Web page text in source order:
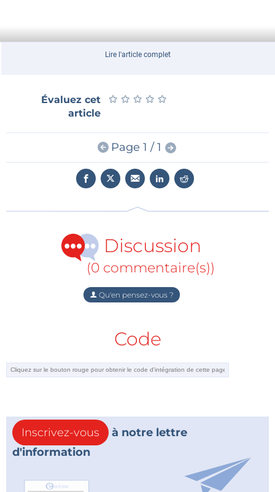
Lire l'article complet
Évaluez cet
article
★ ★ ★ ★ ★
★ ★ ★ ★ ★
Page 1 / 1
Discussion
(0 commentaire(s))
Qu'en pensez-vous ?
Code
Inscrivez-vous
à notre lettre
d'information